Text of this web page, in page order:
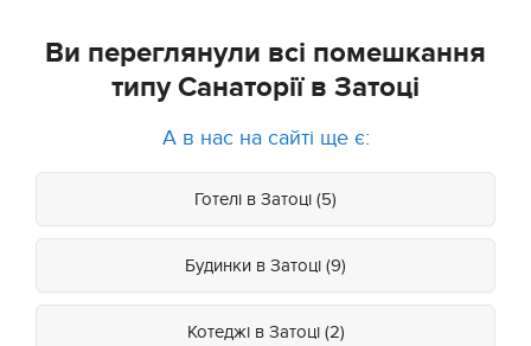
Ви переглянули всі помешкання
типу Санаторії в Затоці
А в нас на сайті ще є:
Готелі в Затоці (5)
Будинки в Затоці (9)
Котеджі в Затоці (2)